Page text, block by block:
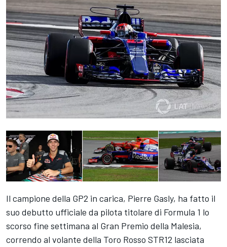
Il campione della GP2 in carica, Pierre Gasly, ha fatto il
suo debutto ufficiale da pilota titolare di Formula 1 lo
scorso fine settimana al Gran Premio della Malesia,
correndo al volante della Toro Rosso STR12 lasciata